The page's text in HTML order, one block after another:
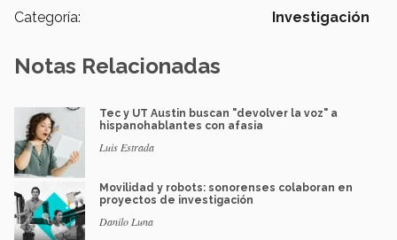
Categoría: Investigación
Notas Relacionadas
Tec y UT Austin buscan "devolver la voz" a
hispanohablantes con afasia
Luis Estrada
Movilidad y robots: sonorenses colaboran en
proyectos de investigación
Danilo Luna